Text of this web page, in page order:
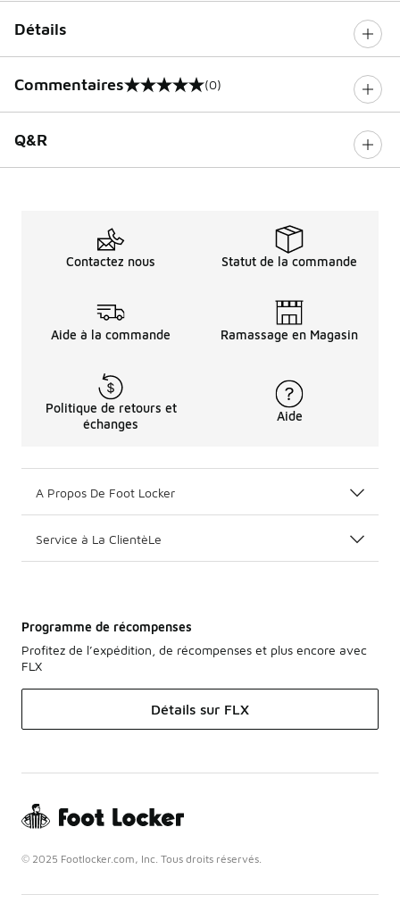
Détails
Commentaires
0 sur 5 notes (0)
Q&R
Contactez nous Statut de la commande
Aide à la commande Ramassage en Magasin
Politique de retours et
échanges
Aide
A Propos De Foot Locker
Service à La ClientèLe
Programme de récompenses
Profitez de l’expédition, de récompenses et plus encore avec
FLX
Détails sur FLX
© 2025 Footlocker.com, Inc. Tous droits réservés.